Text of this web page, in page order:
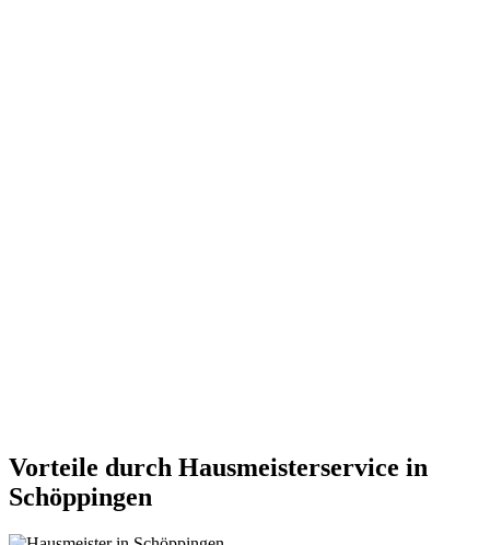
Vorteile durch Hausmeisterservice in
Schöppingen